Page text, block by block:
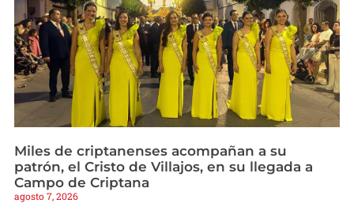
Miles de criptanenses acompañan a su
patrón, el Cristo de Villajos, en su llegada a
Campo de Criptana
agosto 7, 2026